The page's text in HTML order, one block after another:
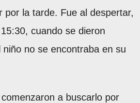
por la tarde. Fue al despertar,
cuando se dieron
no se encontraba en su
a buscarlo por